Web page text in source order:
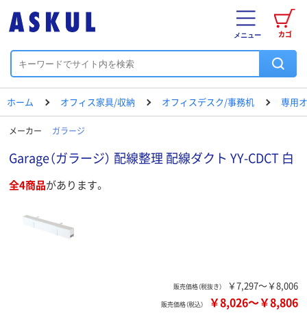
カゴ
メニュー
ホーム オフィス家具/収納 オフィスデスク/事務机 専用
メーカー ガラージ
Garage（ガラージ） 配線整理 配線ダクト YY-CDCT 白
全4商品があります。
販売価格（税抜き） ￥7,297～￥8,006
販売価格（税込） ￥8,026～￥8,806